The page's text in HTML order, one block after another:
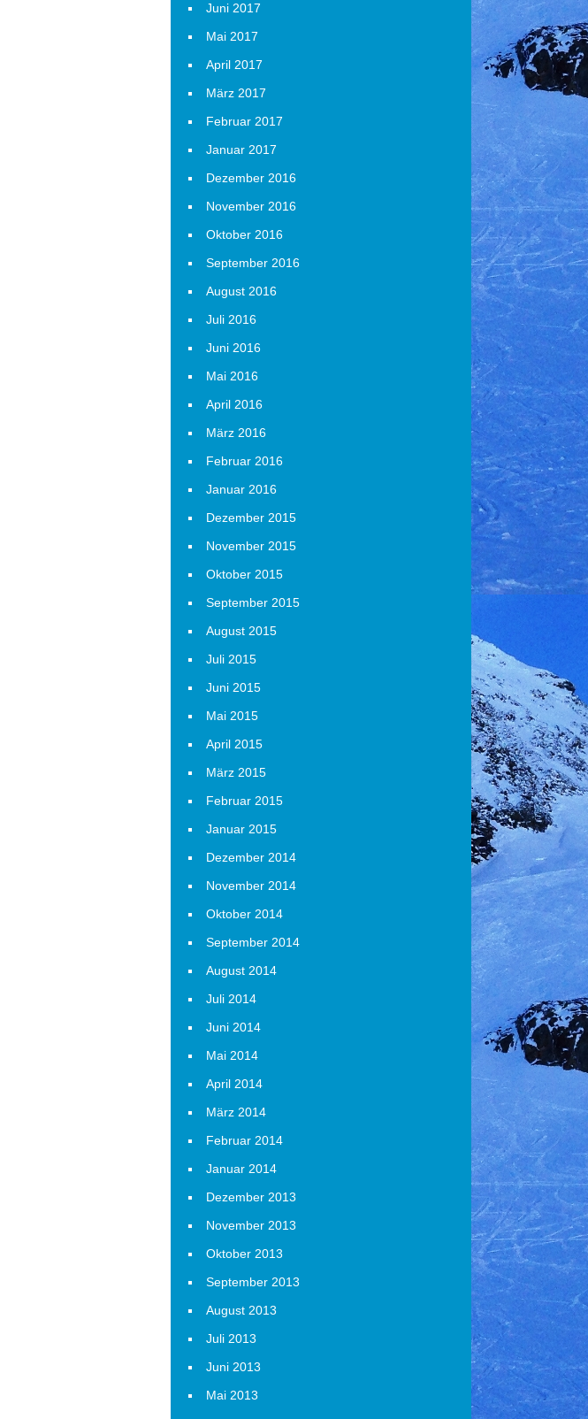
Juni 2017
Mai 2017
April 2017
März 2017
Februar 2017
Januar 2017
Dezember 2016
November 2016
Oktober 2016
September 2016
August 2016
Juli 2016
Juni 2016
Mai 2016
April 2016
März 2016
Februar 2016
Januar 2016
Dezember 2015
November 2015
Oktober 2015
September 2015
August 2015
Juli 2015
Juni 2015
Mai 2015
April 2015
März 2015
Februar 2015
Januar 2015
Dezember 2014
November 2014
Oktober 2014
September 2014
August 2014
Juli 2014
Juni 2014
Mai 2014
April 2014
März 2014
Februar 2014
Januar 2014
Dezember 2013
November 2013
Oktober 2013
September 2013
August 2013
Juli 2013
Juni 2013
Mai 2013